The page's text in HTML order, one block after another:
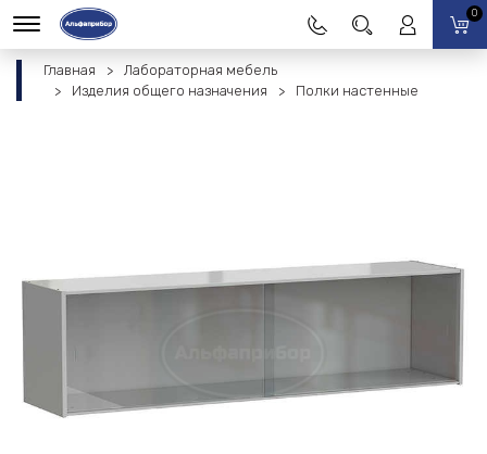
0
Главная
Лабораторная мебель
Изделия общего назначения
Полки настенные